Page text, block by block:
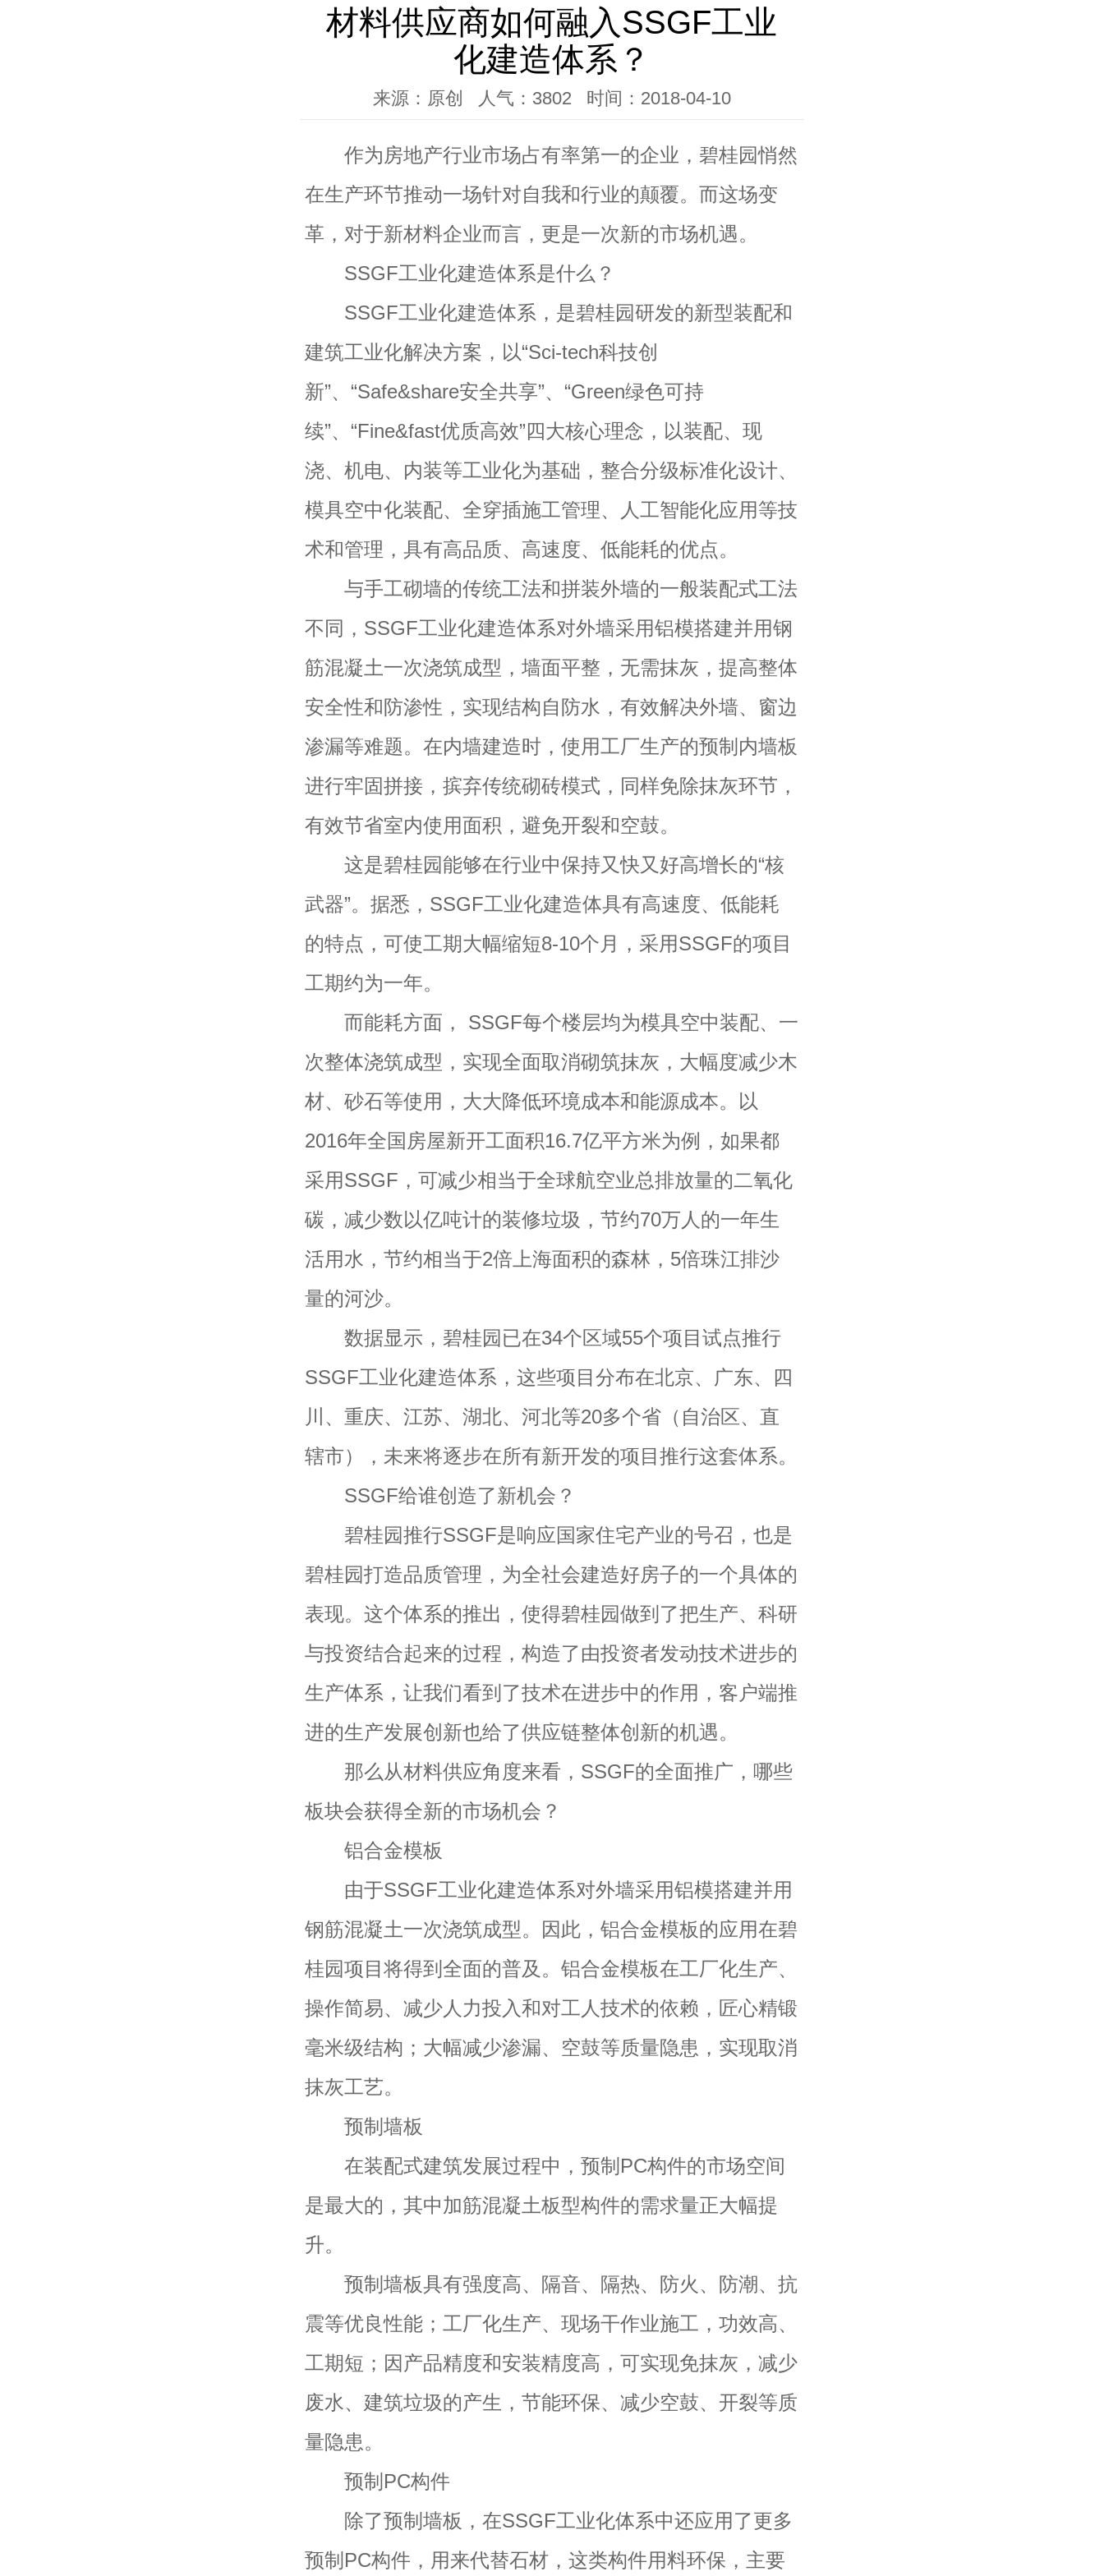
材料供应商如何融入SSGF工业
化建造体系？
来源：原创 人气：3802 时间：2018-04-10
作为房地产行业市场占有率第一的企业，碧桂园悄然
在生产环节推动一场针对自我和行业的颠覆。而这场变
革，对于新材料企业而言，更是一次新的市场机遇。
SSGF工业化建造体系是什么？
SSGF工业化建造体系，是碧桂园研发的新型装配和
建筑工业化解决方案，以“Sci-tech科技创
新”、“Safe&share安全共享”、“Green绿色可持
续”、“Fine&fast优质高效”四大核心理念，以装配、现
浇、机电、内装等工业化为基础，整合分级标准化设计、
模具空中化装配、全穿插施工管理、人工智能化应用等技
术和管理，具有高品质、高速度、低能耗的优点。
与手工砌墙的传统工法和拼装外墙的一般装配式工法
不同，SSGF工业化建造体系对外墙采用铝模搭建并用钢
筋混凝土一次浇筑成型，墙面平整，无需抹灰，提高整体
安全性和防渗性，实现结构自防水，有效解决外墙、窗边
渗漏等难题。在内墙建造时，使用工厂生产的预制内墙板
进行牢固拼接，摈弃传统砌砖模式，同样免除抹灰环节，
有效节省室内使用面积，避免开裂和空鼓。
这是碧桂园能够在行业中保持又快又好高增长的“核
武器”。据悉，SSGF工业化建造体具有高速度、低能耗
的特点，可使工期大幅缩短8-10个月，采用SSGF的项目
工期约为一年。
而能耗方面， SSGF每个楼层均为模具空中装配、一
次整体浇筑成型，实现全面取消砌筑抹灰，大幅度减少木
材、砂石等使用，大大降低环境成本和能源成本。以
2016年全国房屋新开工面积16.7亿平方米为例，如果都
采用SSGF，可减少相当于全球航空业总排放量的二氧化
碳，减少数以亿吨计的装修垃圾，节约70万人的一年生
活用水，节约相当于2倍上海面积的森林，5倍珠江排沙
量的河沙。
数据显示，碧桂园已在34个区域55个项目试点推行
SSGF工业化建造体系，这些项目分布在北京、广东、四
川、重庆、江苏、湖北、河北等20多个省（自治区、直
辖市），未来将逐步在所有新开发的项目推行这套体系。
SSGF给谁创造了新机会？
碧桂园推行SSGF是响应国家住宅产业的号召，也是
碧桂园打造品质管理，为全社会建造好房子的一个具体的
表现。这个体系的推出，使得碧桂园做到了把生产、科研
与投资结合起来的过程，构造了由投资者发动技术进步的
生产体系，让我们看到了技术在进步中的作用，客户端推
进的生产发展创新也给了供应链整体创新的机遇。
那么从材料供应角度来看，SSGF的全面推广，哪些
板块会获得全新的市场机会？
铝合金模板
由于SSGF工业化建造体系对外墙采用铝模搭建并用
钢筋混凝土一次浇筑成型。因此，铝合金模板的应用在碧
桂园项目将得到全面的普及。铝合金模板在工厂化生产、
操作简易、减少人力投入和对工人技术的依赖，匠心精锻
毫米级结构；大幅减少渗漏、空鼓等质量隐患，实现取消
抹灰工艺。
预制墙板
在装配式建筑发展过程中，预制PC构件的市场空间
是最大的，其中加筋混凝土板型构件的需求量正大幅提
升。
预制墙板具有强度高、隔音、隔热、防火、防潮、抗
震等优良性能；工厂化生产、现场干作业施工，功效高、
工期短；因产品精度和安装精度高，可实现免抹灰，减少
废水、建筑垃圾的产生，节能环保、减少空鼓、开裂等质
量隐患。
预制PC构件
除了预制墙板，在SSGF工业化体系中还应用了更多
预制PC构件，用来代替石材，这类构件用料环保，主要